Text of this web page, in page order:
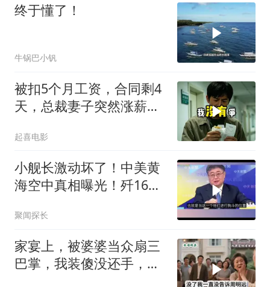
终于懂了！
牛锅巴小钒
被扣5个月工资，合同剩4
天，总裁妻子突然涨薪续
起喜电影
小舰长激动坏了！中美黄
海空中真相曝光！歼16狗
对武力！
聚闻探长
家宴上，被婆婆当众扇三
巴掌，我装傻没还手，悄